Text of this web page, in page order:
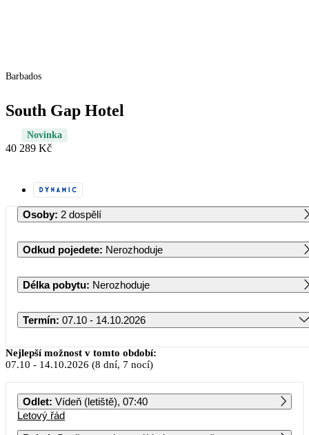
Barbados
South Gap Hotel
Novinka
40 289 Kč
Osoby: 2 dospělí
Odkud pojedete: Nerozhoduje
Délka pobytu: Nerozhoduje
Termín: 07.10 - 14.10.2026
Říjen 2026
PO ÚT ST ČT PÁ SO NE
37 889 59 109
Nejlepší možnost v tomto období:
07.10 - 14.10.2026 (8 dní, 7 nocí)
Odlet: Vídeň (letiště), 07:40
Letový řád